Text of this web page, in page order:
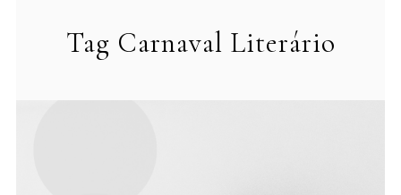
Tag Carnaval Literário